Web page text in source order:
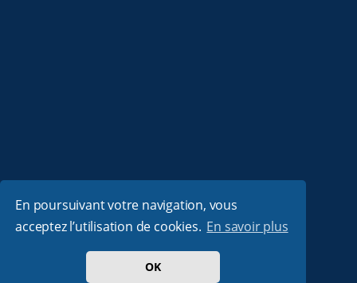
En poursuivant votre navigation, vous
acceptez l’utilisation de cookies. En savoir plus
OK